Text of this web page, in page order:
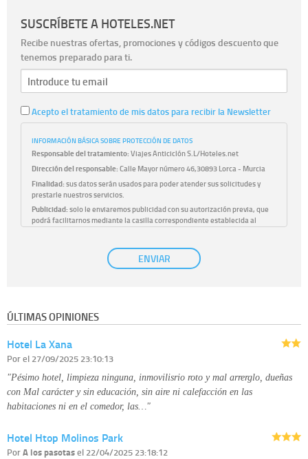
SUSCRÍBETE A HOTELES.NET
Recibe nuestras ofertas, promociones y códigos descuento que
tenemos preparado para ti.
Acepto el tratamiento de mis datos para recibir la Newsletter
INFORMACIÓN BÁSICA SOBRE PROTECCIÓN DE DATOS
Responsable del tratamiento:Viajes Anticiclón S.L/Hoteles.net
Dirección del responsable:Calle Mayor número 46,30893 Lorca - Murcia
Finalidad:sus datos serán usados para poder atender sus solicitudes y
prestarle nuestros servicios.
Publicidad:solo le enviaremos publicidad con su autorización previa, que
podrá facilitarnos mediante la casilla correspondiente establecida al
únicamente trataremos sus datos con su consentimiento
previo, que podrá facilitarnos mediante la casilla correspondiente
Derechos:tiene derecho a saber qué información tenemos sobre usted,
disponible en nuestra página web.
Información complementaria:
ENVIAR
ÚLTIMAS OPINIONES
Hotel La Xana
Porel 27/09/2025 23:10:13
"Pésimo hotel, limpieza ninguna, inmovilisrio roto y mal arrerglo, dueñas
con Mal carácter y sin educación, sin aire ni calefacción en las
habitaciones ni en el comedor, las…"
Hotel Htop Molinos Park
PorA los pasotasel 22/04/2025 23:18:12